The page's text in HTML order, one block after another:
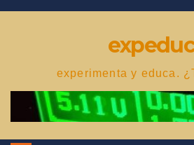
Saltar
experimenta y educa.